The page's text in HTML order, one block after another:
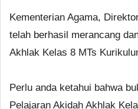
Kementerian Agama,
telah berhasil merancang
Akhlak Kelas 8 MTs
Perlu anda ketahui bahwa
Pelajaran Akidah Akhlak